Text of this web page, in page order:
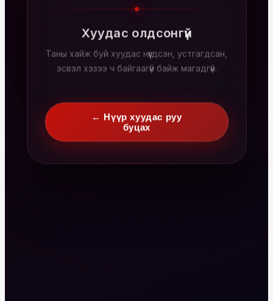
Хуудас олдсонгүй
Таны хайж буй хуудас нүүгдсэн, устгагдсан,
эсвэл хэзээ ч байгаагүй байж магадгүй.
← Нүүр хуудас руу
буцах